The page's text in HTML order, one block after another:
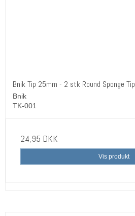
Bnik Tip 25mm - 2 stk Round Sponge Tip
Bnik
TK-001
24,95 DKK
Vis produkt